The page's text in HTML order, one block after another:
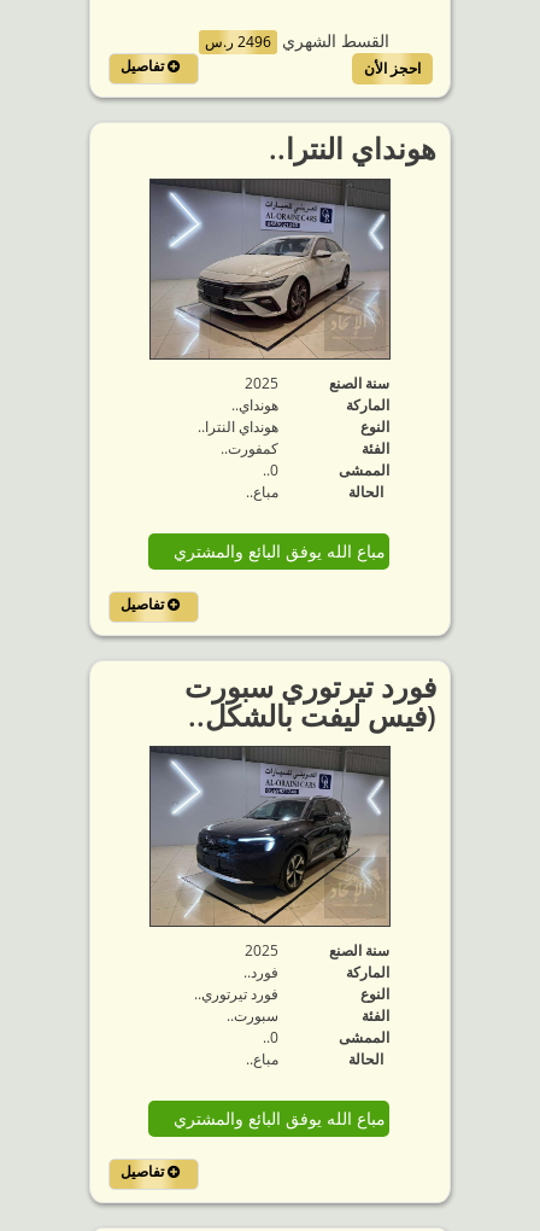
القسط الشهري 2496 ر.س
تفاصيل
احجز الأن
هونداي النترا..
سنة الصنع
2025
الماركة
هونداي..
النوع
هونداي النترا..
الفئة
كمفورت..
الممشى
0..
الحالة
مباع..
مباع الله يوفق البائع والمشتري
تفاصيل
فورد تيرتوري سبورت
(فيس ليفت بالشكل..
سنة الصنع
2025
الماركة
فورد..
النوع
فورد تيرتوري..
الفئة
سبورت..
الممشى
0..
الحالة
مباع..
مباع الله يوفق البائع والمشتري
تفاصيل